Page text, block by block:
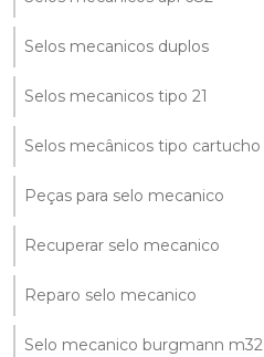
Selos mecanicos duplos
Selos mecanicos tipo 21
Selos mecânicos tipo cartucho
Peças para selo mecanico
Recuperar selo mecanico
Reparo selo mecanico
Selo mecanico burgmann m32